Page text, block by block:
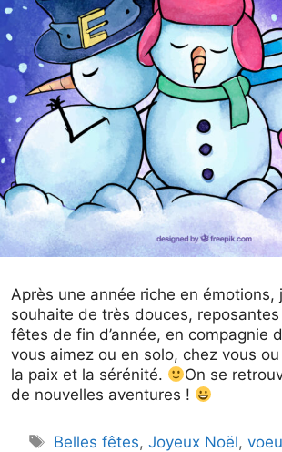
Après une année riche en émotions,
souhaite de très douces,
fêtes de fin d’année, en compagnie
vous aimez ou en solo, chez vous
la paix et la sérénité.
On se
de nouvelles aventures !
Étiquettes
Belles fêtes,Joyeux Noël,